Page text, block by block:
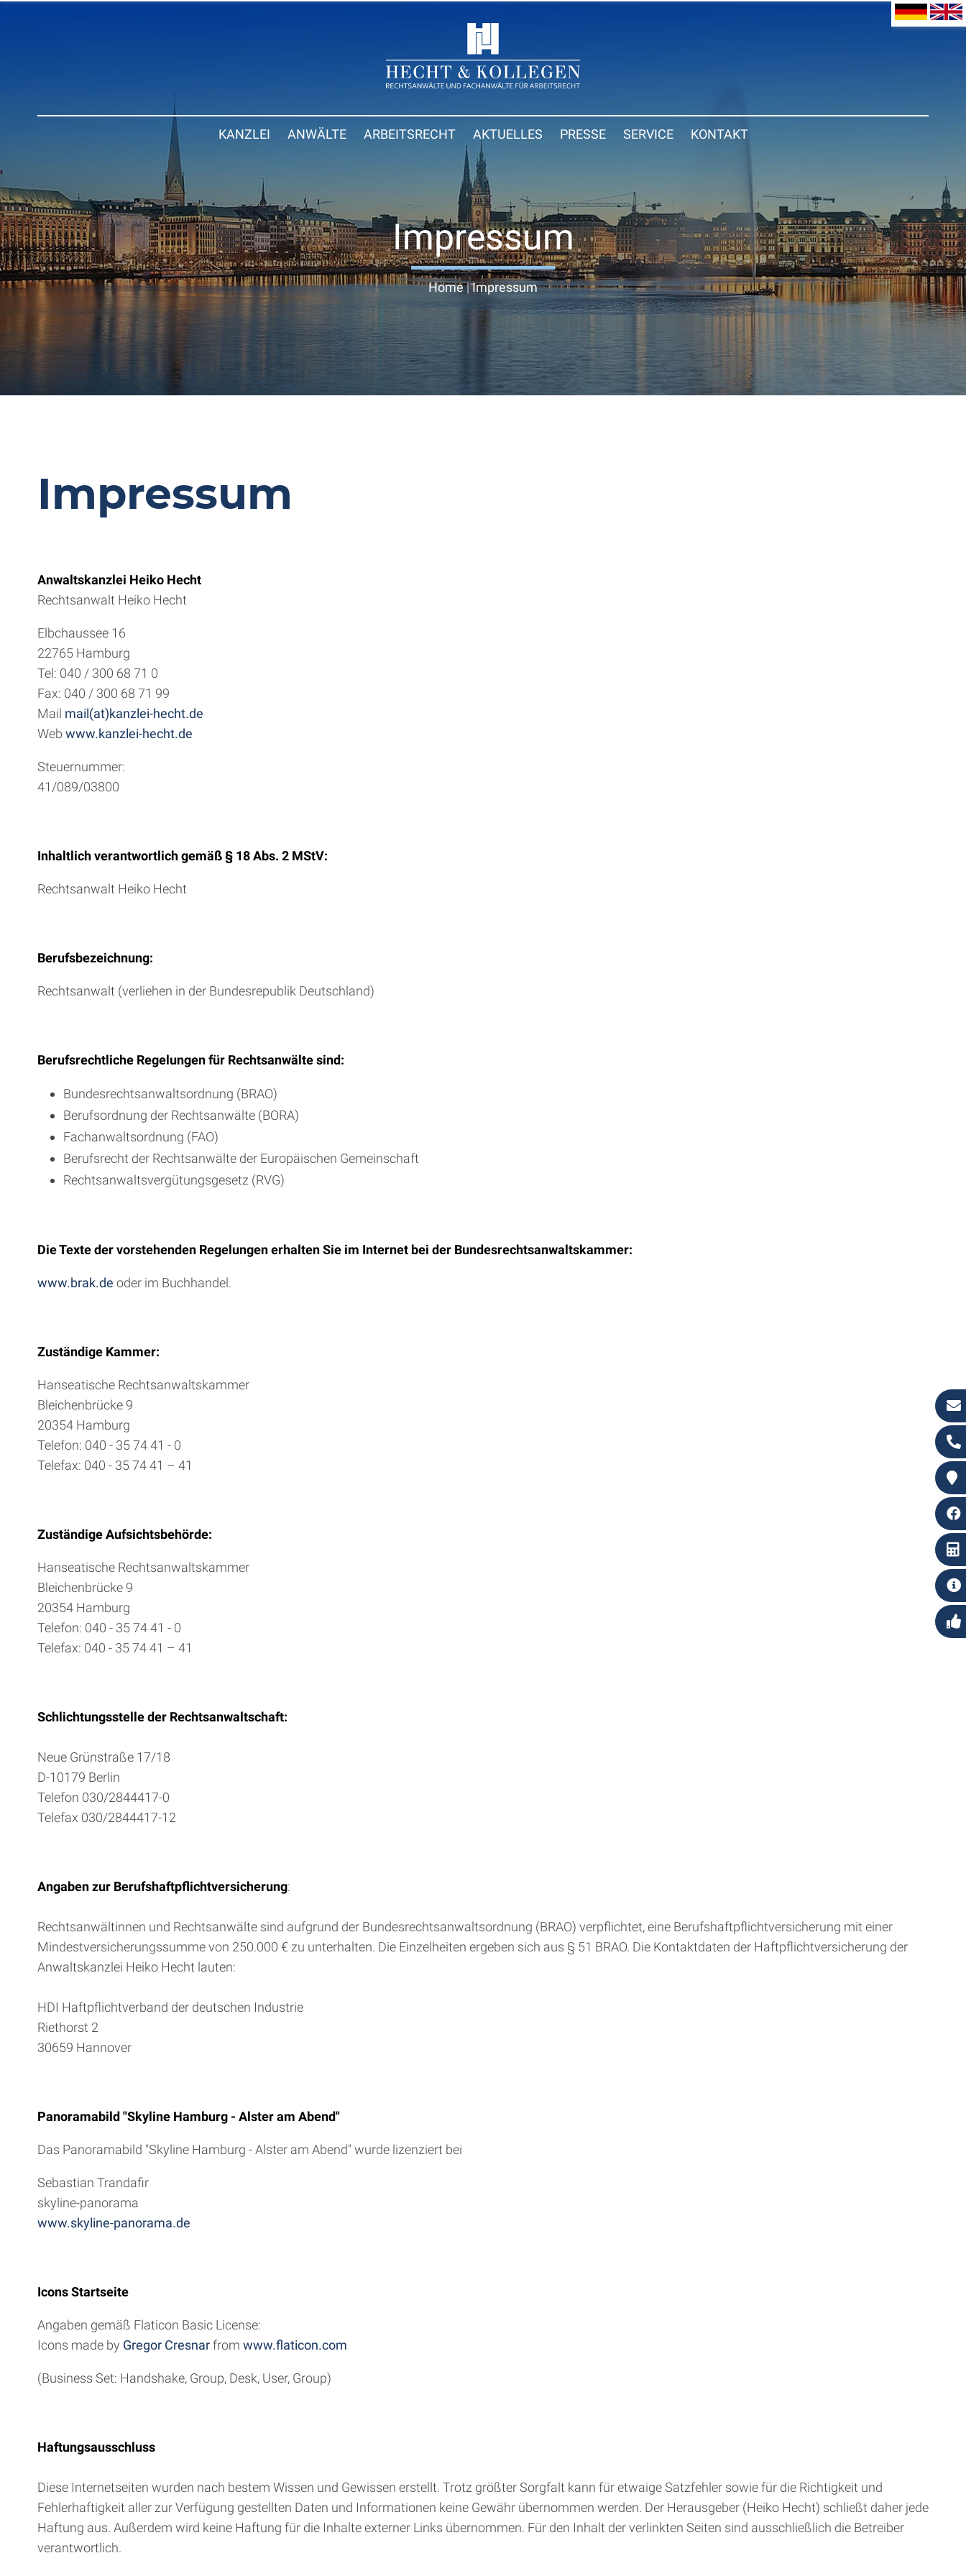
KANZLEI ANWÄLTE ARBEITSRECHT AKTUELLES PRESSE SERVICE KONTAKT
Impressum
Home|Impressum
Impressum
Anwaltskanzlei Heiko Hecht
Rechtsanwalt Heiko Hecht
Elbchaussee 16
22765 Hamburg
Tel: 040 / 300 68 71 0
Fax: 040 / 300 68 71 99
Mail mail(at)kanzlei-hecht.de
Web www.kanzlei-hecht.de
Steuernummer:
41/089/03800
Inhaltlich verantwortlich gemäß § 18 Abs. 2 MStV:
Rechtsanwalt Heiko Hecht
Berufsbezeichnung:
Rechtsanwalt (verliehen in der Bundesrepublik Deutschland)
Berufsrechtliche Regelungen für Rechtsanwälte sind:
Bundesrechtsanwaltsordnung (BRAO)
Berufsordnung der Rechtsanwälte (BORA)
Fachanwaltsordnung (FAO)
Berufsrecht der Rechtsanwälte der Europäischen Gemeinschaft
Rechtsanwaltsvergütungsgesetz (RVG)
Die Texte der vorstehenden Regelungen erhalten Sie im Internet bei der Bundesrechtsanwaltskammer:
www.brak.de oder im Buchhandel.
Zuständige Kammer:
Hanseatische Rechtsanwaltskammer
Bleichenbrücke 9
20354 Hamburg
Telefon: 040 - 35 74 41 - 0
Telefax: 040 - 35 74 41 – 41
Zuständige Aufsichtsbehörde:
Hanseatische Rechtsanwaltskammer
Bleichenbrücke 9
20354 Hamburg
Telefon: 040 - 35 74 41 - 0
Telefax: 040 - 35 74 41 – 41
Schlichtungsstelle der Rechtsanwaltschaft:
Neue Grünstraße 17/18
D-10179 Berlin
Telefon 030/2844417-0
Telefax 030/2844417-12
Angaben zur Berufshaftpflichtversicherung:
Rechtsanwältinnen und Rechtsanwälte sind aufgrund der Bundesrechtsanwaltsordnung (BRAO) verpflichtet, eine Berufshaftpflichtversicherung mit einer
Mindestversicherungssumme von 250.000 € zu unterhalten. Die Einzelheiten ergeben sich aus § 51 BRAO. Die Kontaktdaten der Haftpflichtversicherung der
Anwaltskanzlei Heiko Hecht lauten:
HDI Haftpflichtverband der deutschen Industrie
Riethorst 2
30659 Hannover
Panoramabild "Skyline Hamburg - Alster am Abend"
Das Panoramabild "Skyline Hamburg - Alster am Abend" wurde lizenziert bei
Sebastian Trandafir
skyline-panorama
www.skyline-panorama.de
Icons Startseite
Angaben gemäß Flaticon Basic License:
Icons made by Gregor Cresnarfrom www.flaticon.com
(Business Set: Handshake, Group, Desk, User, Group)
Haftungsausschluss
Diese Internetseiten wurden nach bestem Wissen und Gewissen erstellt. Trotz größter Sorgfalt kann für etwaige Satzfehler sowie für die Richtigkeit und
Fehlerhaftigkeit aller zur Verfügung gestellten Daten und Informationen keine Gewähr übernommen werden. Der Herausgeber (Heiko Hecht) schließt daher jede
Haftung aus. Außerdem wird keine Haftung für die Inhalte externer Links übernommen. Für den Inhalt der verlinkten Seiten sind ausschließlich die Betreiber
verantwortlich.